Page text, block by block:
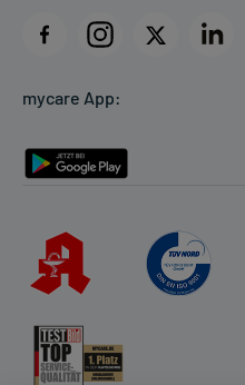
Datenschutz
Rückgabe/Widerruf
mycare App: